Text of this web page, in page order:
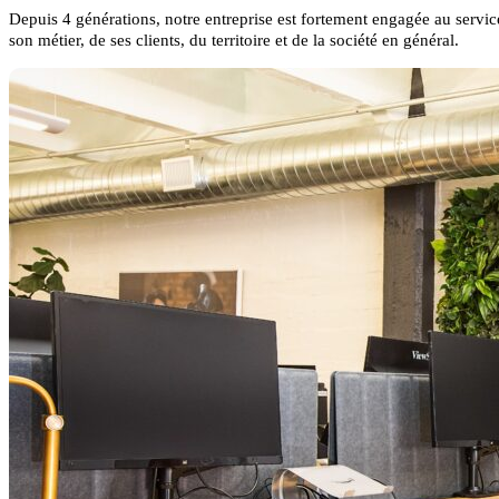
Depuis 4 générations, notre entreprise est fortement engagée au
son métier, de ses clients, du territoire et de la société en général.